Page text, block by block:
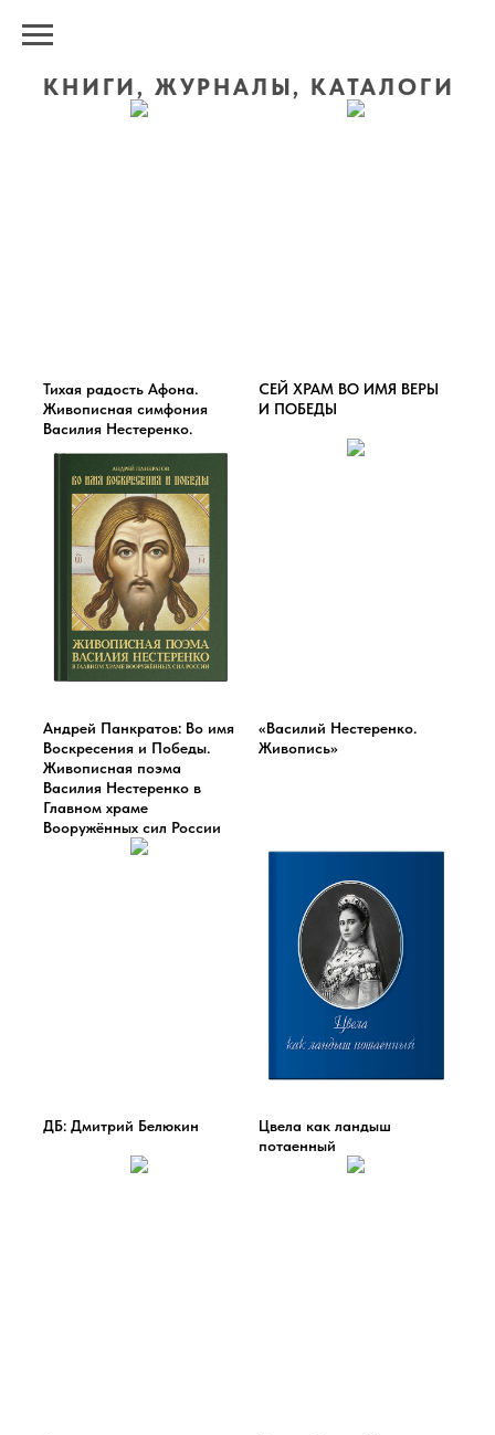
Тихая радость Афона.
Живописная симфония
Василия Нестеренко.
СЕЙ ХРАМ ВО ИМЯ ВЕРЫ
И ПОБЕДЫ
Андрей Панкратов: Во имя
Воскресения и Победы.
Живописная поэма
Василия Нестеренко в
Главном храме
Вооружённых сил России
«Василий Нестеренко.
Живопись»
ДБ: Дмитрий Белюкин
Цвела как ландыш
потаенный